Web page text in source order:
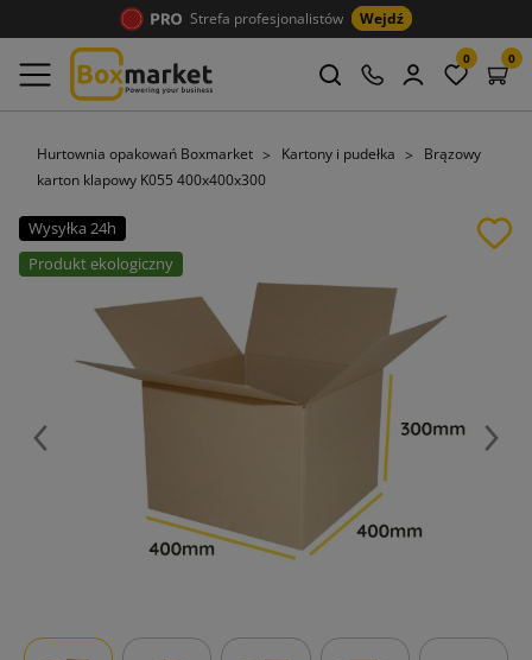
Strefa profesjonalistów Wejdź
0 0
Hurtownia opakowań Boxmarket Kartony i pudełka
Brązowy
karton klapowy K055 400x400x300
Wysyłka 24h
Produkt ekologiczny
Poprzedni